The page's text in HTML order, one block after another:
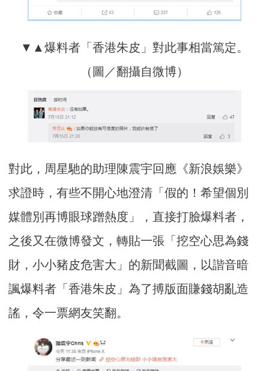
▼▲爆料者「香港朱皮」對此事相當篤定。
（圖／翻攝自微博）
對此，周星馳的助理陳震宇回應《新浪娛樂》
求證時，有些不開心地澄清「假的！希望個別
媒體別再博眼球蹭熱度」，直接打臉爆料者，
之後又在微博發文，轉貼一張「挖空心思為錢
財，小小豬皮危害大」的新聞截圖，以諧音暗
諷爆料者「香港朱皮」為了搏版面賺錢胡亂造
謠，令一票網友笑翻。